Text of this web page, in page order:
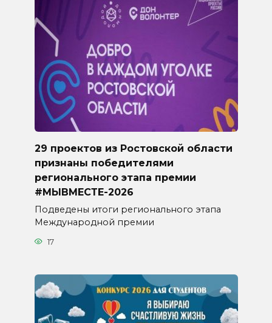
29 проектов из Ростовской области
признаны победителями
регионального этапа премии
#МЫВМЕСТЕ-2026
Подведены итоги регионального этапа
Международной премии
17